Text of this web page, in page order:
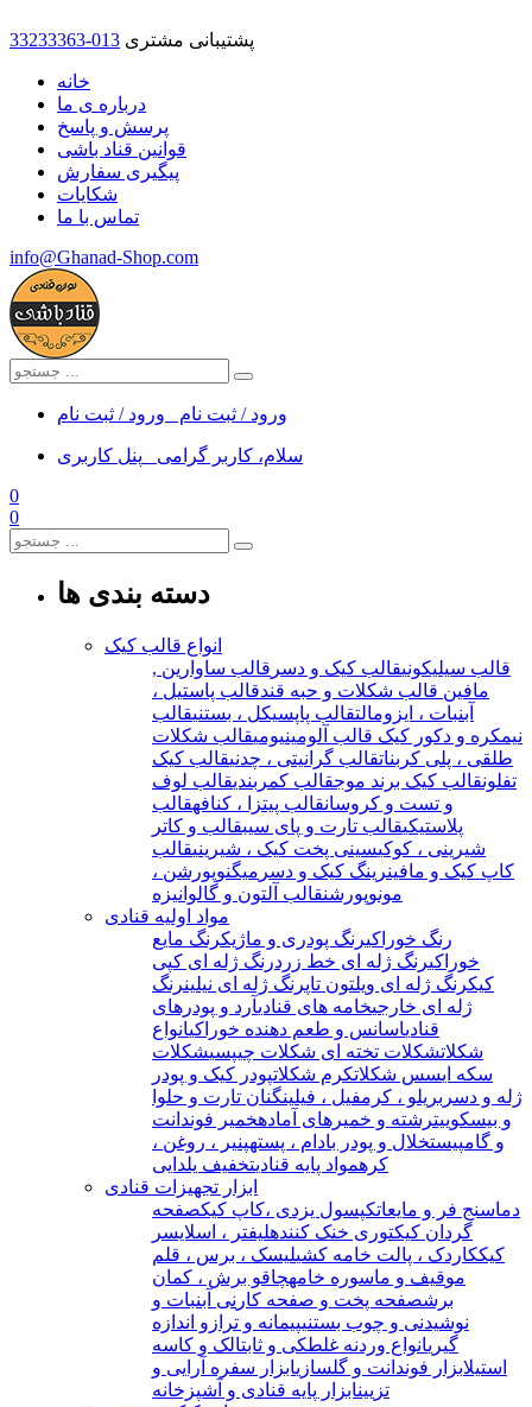
33233363-013 پشتیبانی مشتری
خانه
درباره ی ما
پرسش و پاسخ
قوانین قناد باشی
پیگیری سفارش
شکایات
تماس با ما
info@Ghanad-Shop.com
ورود / ثبت نام ورود / ثبت نام
سلام، کاربر گرامی
پنل کاربری
0
0
دسته بندی ها
انواع قالب کیک
قالب سیلیکونیقالب کیک و دسر قالب ساوارین ,
مافین قالب شکلات و حبه قندقالب پاستیل ،
آبنبات ، ایزومالتقالب پاپسیکل ، بستنیقالب
نیمکره و دکور کیک قالب آلومینیومیقالب شکلات
طلقی ، پلی کربناتقالب گرانیتی ، چدنیقالب کیک
تفلونقالب کیک برند موجقالب کمربندیقالب لوف
و تست و کروسانقالب پیتزا ، کنافهقالب
پلاستیکیقالب تارت و پای سیبقالب و کاتر
شیرینی ، کوکیسینی پخت کیک ، شیرینیقالب
کاپ کیک و مافینرینگ کیک و دسر میگنوپورشن ،
مونوپورشنقالب آلتون و گالوانیزه
مواد اولیه قنادی
رنگ خوراکیرنگ پودری و ماژیکرنگ مایع
خوراکیرنگ ژله ای خط زردرنگ ژله ای کپی
کیکرنگ ژله ای ویلتون تاپرنگ ژله ای نیلینرنگ
ژله ای خارجیخامه های قنادیآرد و پودرهای
قنادیاسانس و طعم دهنده خوراکیانواع
شکلاتشکلات تخته ای شکلات چیپسیشکلات
سکه ایسس شکلاتکرم شکلاتپودر کیک و پودر
ژله و دسر بریلو ، کرمفیل ، فیلینگنان تارت و حلوا
و بیسکوییترشته و خمیرهای آمادهخمیر فوندانت
و گامپیستخلال و پودر بادام ، پستهپنیر ، روغن ،
کرهمواد پایه قنادیتخفیف یلدایی
ابزار تجهیزات قنادی
دماسنج فر و مایعاتکپسول یزدی ،کاپ کیکصفحه
گردان کیکتوری خنک کنندهلیفتر ، اسلایسر
کیککاردک ، پالت خامه کشیلیسک ، برس ، قلم
موقیف و ماسوره خامهچاقو برش ، کمان
برشصفحه پخت و صفحه کار نی آبنبات و
نوشیدنی و چوب بستنیپیمانه و ترازو اندازه
گیریانواع وردنه غلطکی و ثابتالک و کاسه
استیلابزار فوندانت و گلسازیابزار سفره آرایی و
تزیینابزار پایه قنادی و آشپزخانه